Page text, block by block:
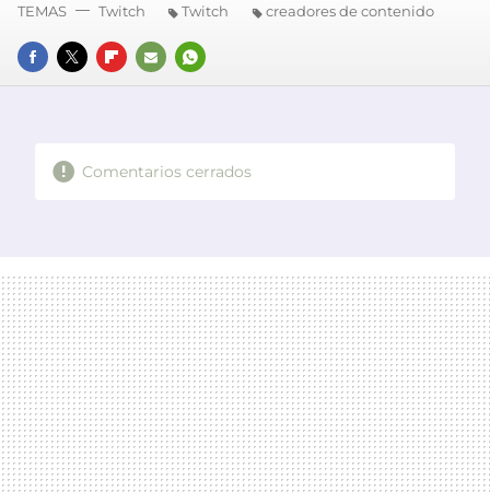
FACEBOOK
TWITTERFLIPBOARD
E-
WHATSAPP
TEMAS Twitch Twitch creadores de contenido
Comentarios cerrados